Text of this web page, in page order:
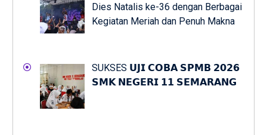
Dies Natalis ke-36 dengan Berbagai
Kegiatan Meriah dan Penuh Makna
SUKSES 𝗨𝗝𝗜 𝗖𝗢𝗕𝗔 𝗦𝗣𝗠𝗕 𝟮𝟬𝟮𝟲
𝗦𝗠𝗞 𝗡𝗘𝗚𝗘𝗥𝗜 𝟭𝟭 𝗦𝗘𝗠𝗔𝗥𝗔𝗡𝗚